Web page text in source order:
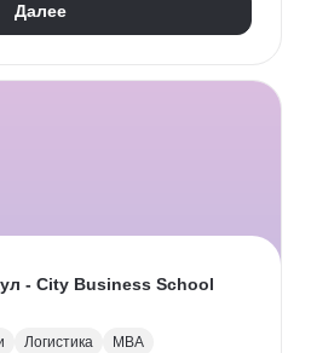
Далее
- City Business School
Логистика
MBA